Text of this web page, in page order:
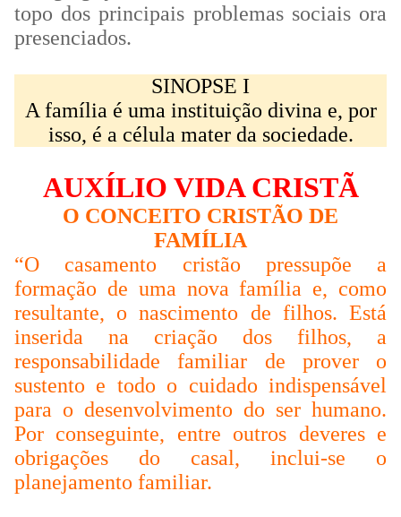
topo dos principais problemas sociais ora
presenciados.
SINOPSE I
A família é uma instituição divina e, por
isso, é a célula mater da sociedade.
AUXÍLIO VIDA CRISTÃ
O CONCEITO CRISTÃO DE
FAMÍLIA
“O casamento cristão pressupõe a
formação de uma nova família e, como
resultante, o nascimento de filhos. Está
inserida na criação dos filhos, a
responsabilidade familiar de prover o
sustento e todo o cuidado indispensável
para o desenvolvimento do ser humano.
Por conseguinte, entre outros deveres e
obrigações do casal, inclui-se o
planejamento familiar.